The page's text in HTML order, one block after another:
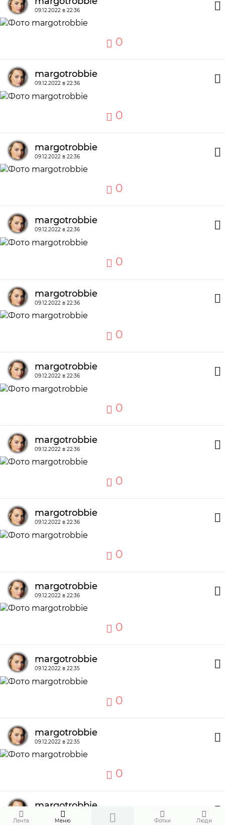
09.12.2022 в 22:36
0
margotrobbie
09.12.2022 в 22:36
0
margotrobbie
09.12.2022 в 22:36
0
margotrobbie
09.12.2022 в 22:36
0
margotrobbie
09.12.2022 в 22:36
0
margotrobbie
09.12.2022 в 22:36
0
margotrobbie
09.12.2022 в 22:36
0
margotrobbie
09.12.2022 в 22:36
0
margotrobbie
09.12.2022 в 22:36
0
margotrobbie
09.12.2022 в 22:35
0
margotrobbie
09.12.2022 в 22:35
0
margotrobbie
Лента Меню Фотки Люди